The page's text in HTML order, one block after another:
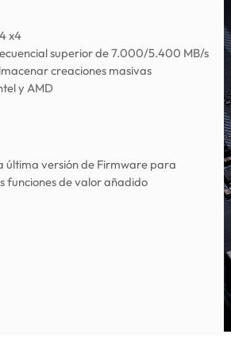
x4
superior de 7.000/5.400 MB/s
creaciones masivas
y AMD
última versión de Firmware para
funciones de valor añadido